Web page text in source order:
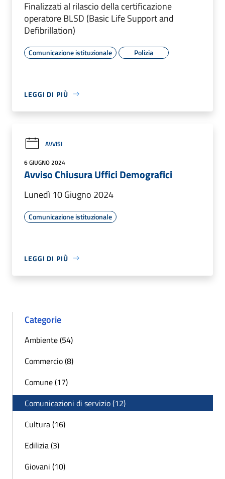
Finalizzati al rilascio della certificazione
operatore BLSD (Basic Life Support and
Defibrillation)
Comunicazione istituzionale Polizia
LEGGI DI PIÙ
AVVISI
6 GIUGNO 2024
Avviso Chiusura Uffici Demografici
Lunedì 10 Giugno 2024
Comunicazione istituzionale
LEGGI DI PIÙ
Categorie
Ambiente (54)
Commercio (8)
Comune (17)
Comunicazioni di servizio (12)
Cultura (16)
Edilizia (3)
Giovani (10)